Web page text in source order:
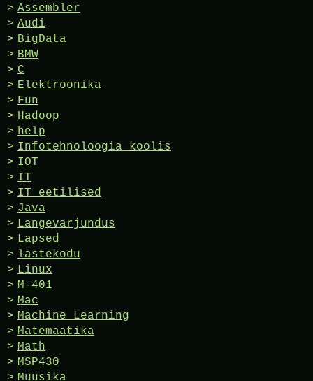
Assembler
Audi
BigData
BMW
C
Elektroonika
Fun
Hadoop
help
Infotehnoloogia koolis
IOT
IT
IT eetilised
Java
Langevarjundus
Lapsed
lastekodu
Linux
M-401
Mac
Machine Learning
Matemaatika
Math
MSP430
Muusika